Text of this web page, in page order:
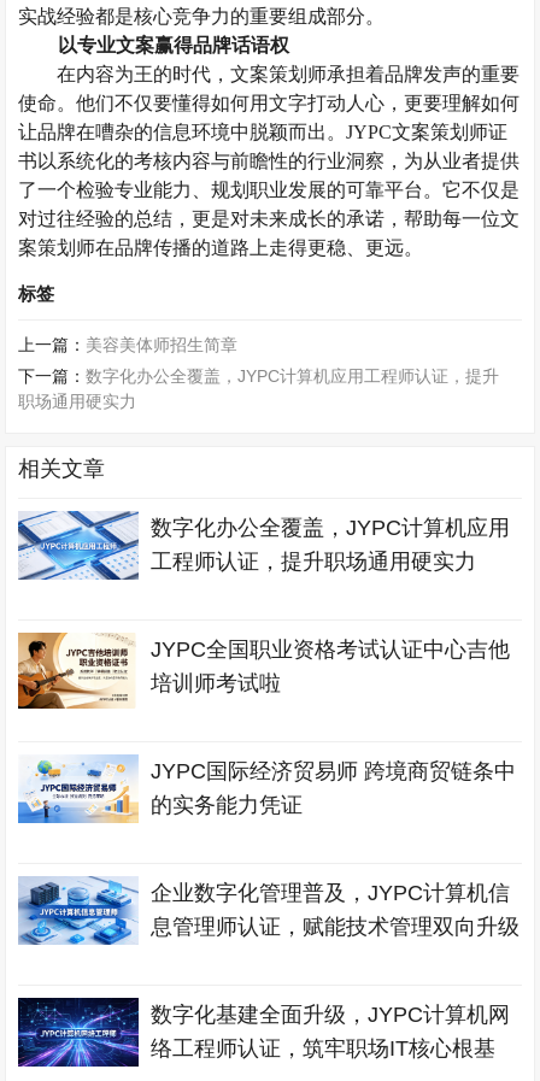
实战经验都是核心竞争力的重要组成部分。
以专业文案赢得品牌话语权
在内容为王的时代，文案策划师承担着品牌发声的重要
使命。他们不仅要懂得如何用文字打动人心，更要理解如何
让品牌在嘈杂的信息环境中脱颖而出。JYPC文案策划师证
书以系统化的考核内容与前瞻性的行业洞察，为从业者提供
了一个检验专业能力、规划职业发展的可靠平台。它不仅是
对过往经验的总结，更是对未来成长的承诺，帮助每一位文
案策划师在品牌传播的道路上走得更稳、更远。
标签
上一篇： 美容美体师招生简章
下一篇：数字化办公全覆盖，JYPC计算机应用工程师认证，提升
职场通用硬实力
相关文章
数字化办公全覆盖，JYPC计算机应用
工程师认证，提升职场通用硬实力
JYPC全国职业资格考试认证中心吉他
培训师考试啦
JYPC国际经济贸易师 跨境商贸链条中
的实务能力凭证
企业数字化管理普及，JYPC计算机信
息管理师认证，赋能技术管理双向升级
数字化基建全面升级，JYPC计算机网
络工程师认证，筑牢职场IT核心根基